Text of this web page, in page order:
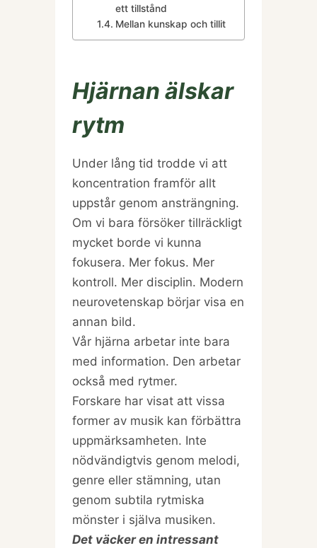
ett tillstånd
Mellan kunskap och tillit
Hjärnan älskar
rytm
Under lång tid trodde vi att
koncentration framför allt
uppstår genom ansträngning.
Om vi bara försöker tillräckligt
mycket borde vi kunna
fokusera. Mer fokus. Mer
kontroll. Mer disciplin. Modern
neurovetenskap börjar visa en
annan bild.
Vår hjärna arbetar inte bara
med information. Den arbetar
också med rytmer.
Forskare har visat att vissa
former av musik kan förbättra
uppmärksamheten. Inte
nödvändigtvis genom melodi,
genre eller stämning, utan
genom subtila rytmiska
mönster i själva musiken.
Det väcker en intressant